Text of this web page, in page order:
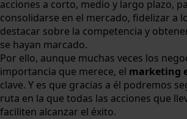
acciones a corto, medio y largo plazo,
consolidarse en el mercado, fidelizar a
destacar sobre la competencia y
se hayan marcado.
Por ello, aunque muchas veces los
importancia que merece, el marketing
clave. Y es que gracias a él podremos
ruta en la que todas las acciones que
faciliten alcanzar el éxito.